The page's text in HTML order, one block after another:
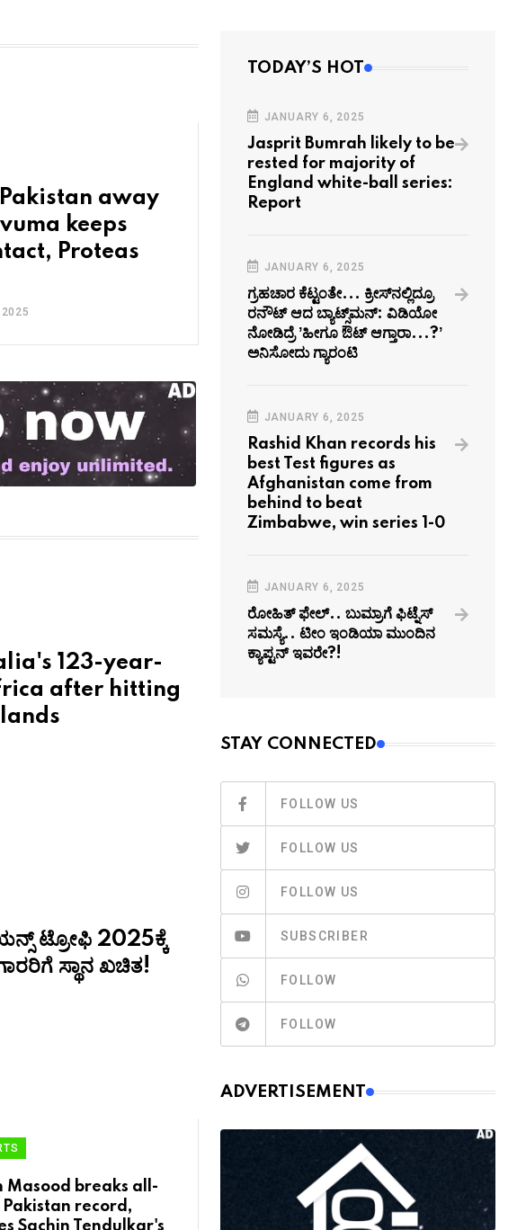
away
keeps
Proteas
123-year-
after hitting
ಟ್ರೋಫಿ 2025ಕ್ಕೆ
ಸ್ಥಾನ ಖಚಿತ!
Masood breaks all-
Pakistan record,
Sachin Tendulkar's
TODAY’S HOT
JANUARY 6, 2025
Jasprit Bumrah likely to be
rested for majority of
England white-ball series:
Report
JANUARY 6, 2025
ಗ್ರಹಚಾರ ಕೆಟ್ಟಂತೇ... ಕ್ರೀಸ್‌ನಲ್ಲಿದ್ರೂ
ರನೌಟ್‌ ಆದ ಬ್ಯಾಟ್ಸ್‌ಮನ್‌: ವಿಡಿಯೋ
ನೋಡಿದ್ರೆ ʼಹೀಗೂ ಔಟ್‌ ಆಗ್ತಾರಾ...?ʼ
ಅನಿಸೋದು ಗ್ಯಾರಂಟಿ
JANUARY 6, 2025
Rashid Khan records his
best Test figures as
Afghanistan come from
behind to beat
Zimbabwe, win series 1-0
JANUARY 6, 2025
ರೋಹಿತ್ ಫೇಲ್.. ಬುಮ್ರಾಗೆ ಫಿಟ್ನೆಸ್
ಸಮಸ್ಯೆ.. ಟೀಂ ಇಂಡಿಯಾ ಮುಂದಿನ
ಕ್ಯಾಪ್ಟನ್‌ ಇವರೇ?!
STAY CONNECTED
FOLLOW US
FOLLOW US
FOLLOW US
SUBSCRIBER
FOLLOW
FOLLOW
ADVERTISEMENT